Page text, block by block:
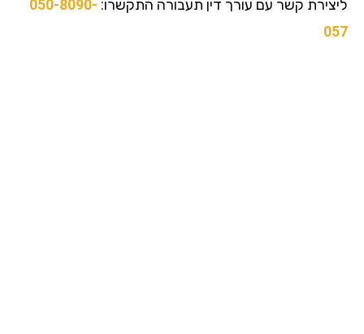
קשר עם עורך דין תעבורה התקשרו:050-8090-